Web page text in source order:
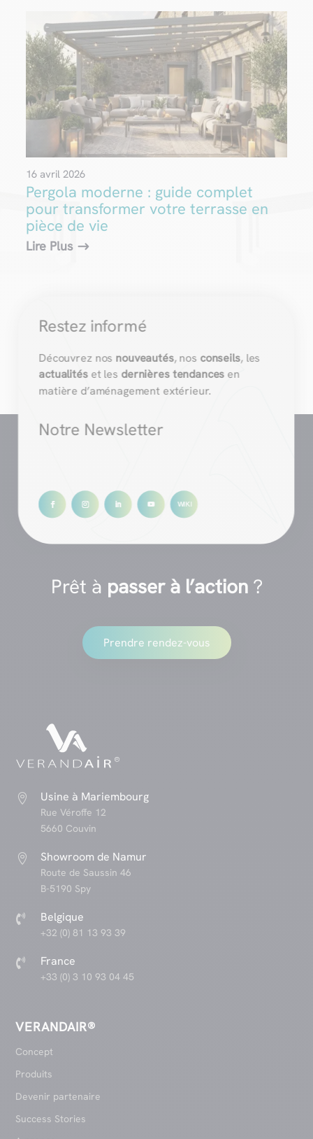
Pergola moderne : guide complet
pour transformer votre terrasse en
pièce de vie
16 avril 2026
Lire Plus
Restez informé
Découvrez nos nouveautés, nos conseils, les
actualités et les dernières tendances en
matière d’aménagement extérieur.
Notre Newsletter
Prêt à passer à l’action?
Prendre rendez-vous
 Usine à Mariembourg
Rue Véroffe 12
5660 Couvin
 Showroom de Namur
Route de Saussin 46
B-5190 Spy
 Belgique
+32 (0) 81 13 93 39
 France
+33 (0) 3 10 93 04 45
VERANDAIR®
Concept
Produits
Devenir partenaire
Success Stories